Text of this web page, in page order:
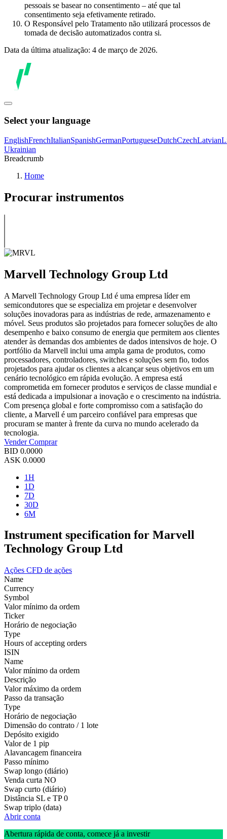
pessoais se basear no consentimento – até que tal
consentimento seja efetivamente retirado.
O Responsável pelo Tratamento não utilizará processos de
tomada de decisão automatizados contra si.
Data da última atualização: 4 de março de 2026.
Select your language
EnglishFrenchItalianSpanishGermanPortugueseDutchCzechLatvian
Ukrainian
Breadcrumb
Home
Procurar instrumentos
Marvell Technology Group Ltd
A Marvell Technology Group Ltd é uma empresa líder em
semicondutores que se especializa em projetar e desenvolver
soluções inovadoras para as indústrias de rede, armazenamento e
móvel. Seus produtos são projetados para fornecer soluções de alto
desempenho e baixo consumo de energia que permitem aos clientes
atender às demandas dos ambientes de dados intensivos de hoje. O
portfólio da Marvell inclui uma ampla gama de produtos, como
processadores, controladores, switches e soluções sem fio, todos
projetados para ajudar os clientes a alcançar seus objetivos em um
cenário tecnológico em rápida evolução. A empresa está
comprometida em fornecer produtos e serviços de classe mundial e
está dedicada a impulsionar a inovação e o crescimento na indústria.
Com presença global e forte compromisso com a satisfação do
cliente, a Marvell é um parceiro confiável para empresas que
procuram se manter à frente da curva no mundo acelerado da
tecnologia.
VenderComprar
BID 0.0000
ASK 0.0000
1H
1D
7D
30D
6M
Instrument specification for Marvell
Technology Group Ltd
Ações CFD de ações
Name
Currency
Symbol
Valor mínimo da ordem
Ticker
Horário de negociação
Type
Hours of accepting orders
ISIN
Name
Valor mínimo da ordem
Descrição
Valor máximo da ordem
Passo da transação
Type
Horário de negociação
Dimensão do contrato / 1 lote
Depósito exigido
Valor de 1 pip
Alavancagem financeira
Passo mínimo
Swap longo (diário)
Venda curta NO
Swap curto (diário)
Distância SL e TP 0
Swap triplo (data)
Abrir conta
Abertura rápida de conta, comece já a investir